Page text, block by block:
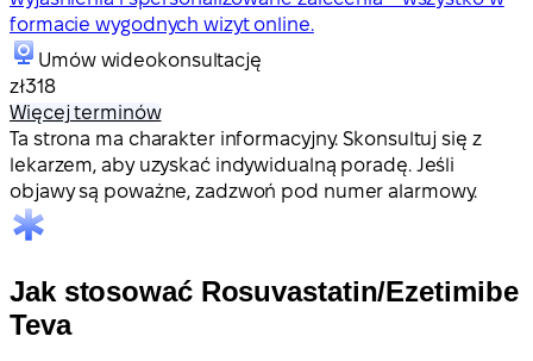
formacie wygodnych wizyt online.
Umów wideokonsultację
zł318
Więcej terminów
Ta strona ma charakter informacyjny. Skonsultuj się z
lekarzem, aby uzyskać indywidualną poradę. Jeśli
objawy są poważne, zadzwoń pod numer alarmowy.
Jak stosować Rosuvastatin/Ezetimibe
Teva